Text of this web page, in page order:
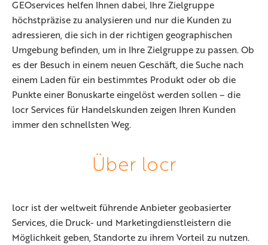
GEOservices helfen Ihnen dabei, Ihre Zielgruppe
höchstpräzise zu analysieren und nur die Kunden zu
adressieren, die sich in der richtigen geographischen
Umgebung befinden, um in Ihre Zielgruppe zu passen. Ob
es der Besuch in einem neuen Geschäft, die Suche nach
einem Laden für ein bestimmtes Produkt oder ob die
Punkte einer Bonuskarte eingelöst werden sollen – die
locr Services für Handelskunden zeigen Ihren Kunden
immer den schnellsten Weg.
Über locr
locr ist der weltweit führende Anbieter geobasierter
Services, die Druck- und Marketingdienstleistern die
Möglichkeit geben, Standorte zu ihrem Vorteil zu nutzen.